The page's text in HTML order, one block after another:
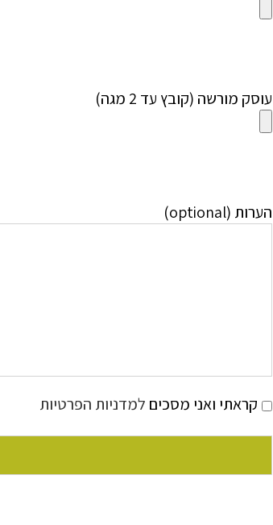
עוסק מורשה (קובץ עד 2 מגה)
הערות (optional)
קראתי ואני מסכים למדניות הפרטיות